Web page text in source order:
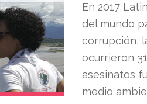
En 2017
del mundo
corrupción,
ocurrieron
asesinatos
medio